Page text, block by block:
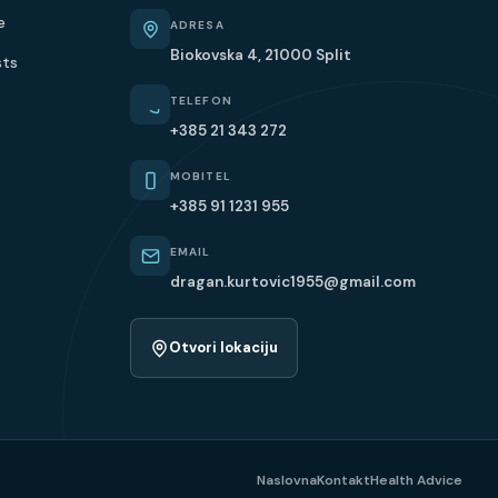
ADRESA
Biokovska 4, 21000 Split
TELEFON
+385 21 343 272
MOBITEL
+385 91 1231 955
EMAIL
dragan.kurtovic1955@gmail.com
Otvori lokaciju
NaslovnaKontaktHealth Advice